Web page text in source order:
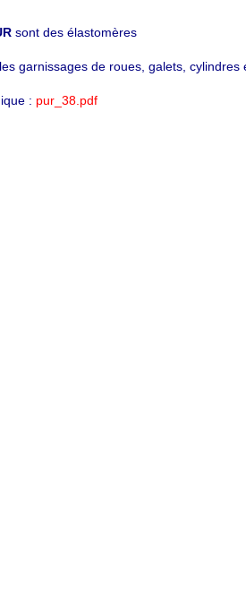
sont des élastomères
garnissages de roues, galets, cylindres
: pur_38.pdf